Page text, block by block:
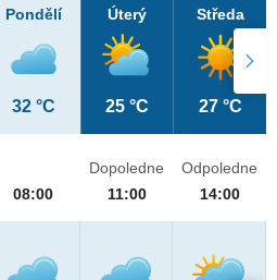
Pondělí
32 °C
Úterý
25 °C
Středa
27 °C
08:00
Dopoledne
11:00
Odpoledne
14:00